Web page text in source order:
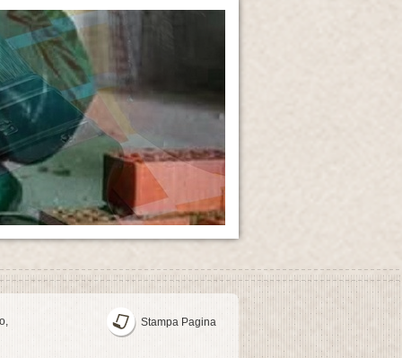
Stampa Pagina